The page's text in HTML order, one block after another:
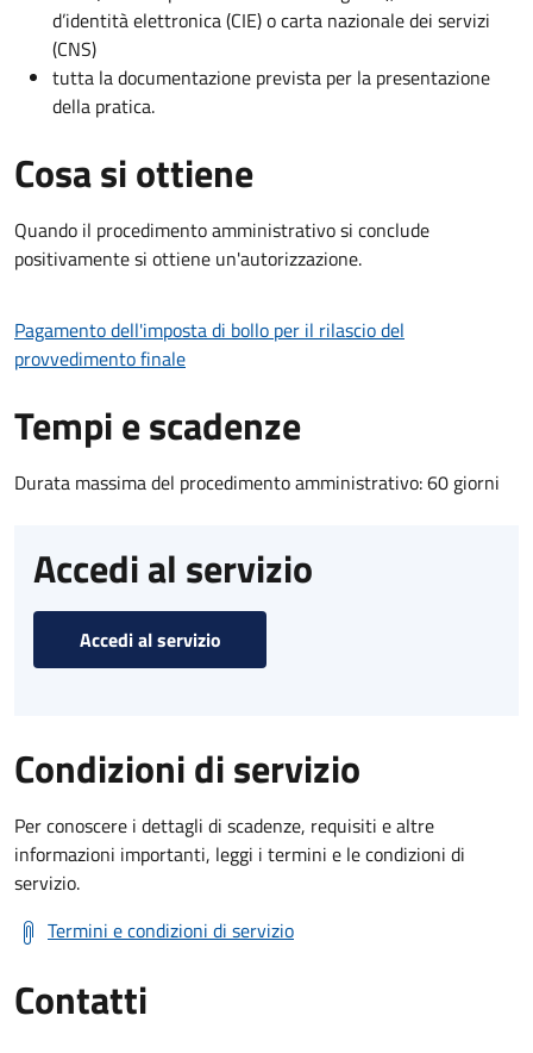
d’identità elettronica (CIE) o carta nazionale dei servizi
(CNS)
tutta la documentazione prevista per la presentazione
della pratica.
Cosa si ottiene
Quando il procedimento amministrativo si conclude
positivamente si ottiene un'autorizzazione.
Pagamento dell'imposta di bollo per il rilascio del
provvedimento finale
Tempi e scadenze
Durata massima del procedimento amministrativo: 60 giorni
Accedi al servizio
Accedi al servizio
Condizioni di servizio
Per conoscere i dettagli di scadenze, requisiti e altre
informazioni importanti, leggi i termini e le condizioni di
servizio.
Termini e condizioni di servizio
Contatti